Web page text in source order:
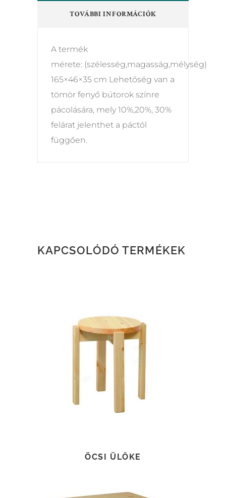
TOVÁBBI INFORMÁCIÓK
A termék
mérete: (szélesség,magasság,mélység)
165×46×35 cm Lehetőség van a
tömör fenyő bútorok színre
pácolására, mely 10%,20%, 30%
felárat jelenthet a páctól
függően.
KAPCSOLÓDÓ TERMÉKEK
TOVÁBB OLVASOM
ÖCSI ÜLŐKE